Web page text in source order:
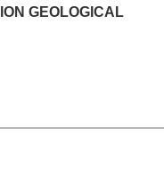
GEOLOGICAL